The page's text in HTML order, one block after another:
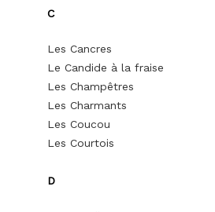
C
Les Cancres
Le Candide à la fraise
Les Champêtres
Les Charmants
Les Coucou
Les Courtois
D